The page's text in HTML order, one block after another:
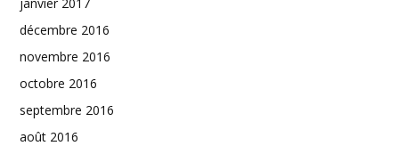
janvier 2017
décembre 2016
novembre 2016
octobre 2016
septembre 2016
août 2016